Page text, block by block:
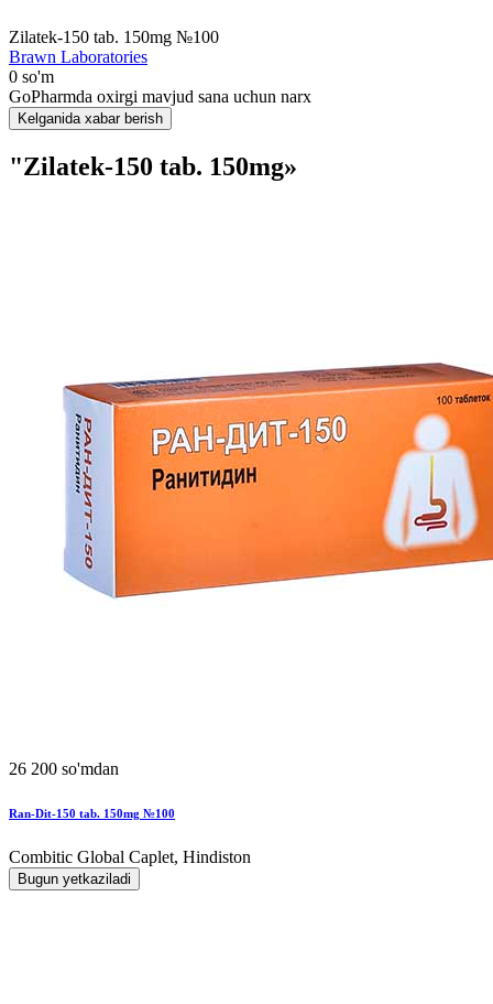
Zilatek-150 tab. 150mg №100
Brawn Laboratories
0 so'm
GoPharmda oxirgi mavjud sana uchun narx
Kelganida xabar berish
"Zilatek-150 tab. 150mg»
26 200 so'mdan
Ran-Dit-150 tab. 150mg №100
Combitic Global Caplet, Hindiston
Bugun yetkaziladi